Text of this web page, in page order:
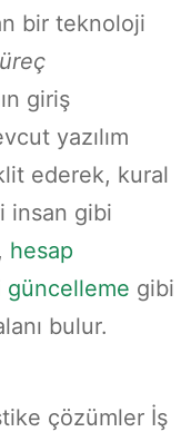
bir teknoloji
giriş
yazılım
ederek, kural
insan gibi
hesap
güncelleme gibi
bulur.
çözümler İş